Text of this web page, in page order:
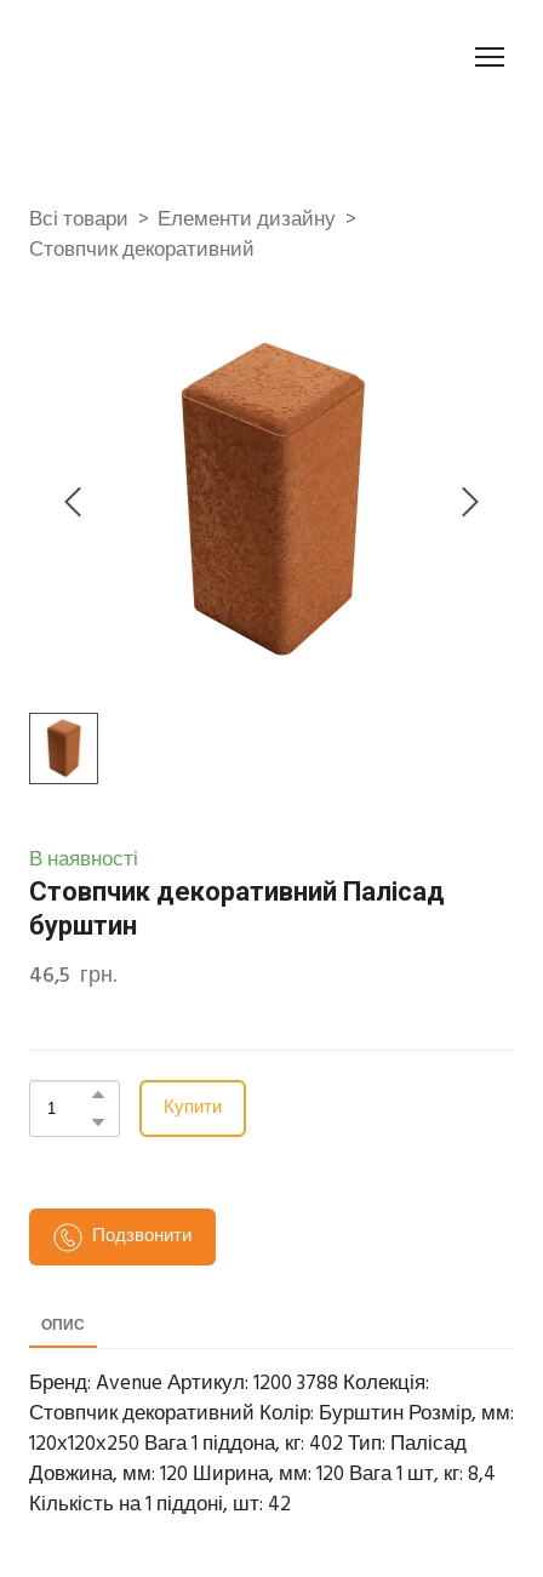
Всі товари
Елементи дизайну
Стовпчик декоративний
В наявності
Стовпчик декоративний Палісад
бурштин
46,5  грн.
Купити
Подзвонити
ОПИС
Бренд: Avenue Артикул: 1200 3788 Колекція:
Стовпчик декоративний Колір: Бурштин Розмір, мм:
120х120х250 Вага 1 піддона, кг: 402 Тип: Палісад
Довжина, мм: 120 Ширина, мм: 120 Вага 1 шт, кг: 8,4
Кількість на 1 піддоні, шт: 42